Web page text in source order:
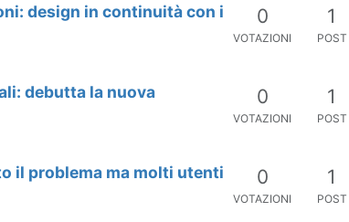
design in continuità con i
0
VOTAZIONI
1
POST
debutta la nuova
0
VOTAZIONI
1
POST
il problema ma molti utenti
0
VOTAZIONI
1
POST